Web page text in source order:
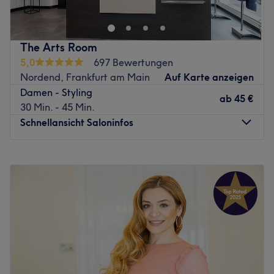
Kunden in Frankfurt-Nordend der höchsten
Friseurhandwerkskunst des Salons Golden Hair&Beauty in
der Eschersheimer Landstraße. Den besonderen Charme
des Salons machen die Natürlichkeit und große
Herzlichkeit des Teams aus. Dabei stehen Leistungen und
Preise in einem ausgewogenen Verhältnis. Buche jetzt
deinen Wunschtermin und deine Wunschbehandlung
ganz einfach und schnell online auf Treatwell!
erhältst alle friseurspezifischen Arbeiten in guter
handwerklicher Qualität – egal ob Schnitt, Dauerwelle,
Farbe oder Frisur. Außerdem sind Kinder immer herzlich
willkommen. Lass dich bei einer Tasse Kaffeespezialität
deiner Wahl, einer Tasse Tee oder auch einem kalten
Getränk verwöhnen, während die Profis sich um deine
Haare kümmern. Stets aktuelle Zeitschriften liegen
The Arts Room
5,0
697 Bewertungen
Nordend, Frankfurt am Main
Auf Karte anzeigen
Damen - Styling
30 Min. - 45 Min.
ab 45 €
Schnellansicht Saloninfos
19:00
19:00
10:00 –19:00
10:00
19:00
Sonntag
Geschlossen